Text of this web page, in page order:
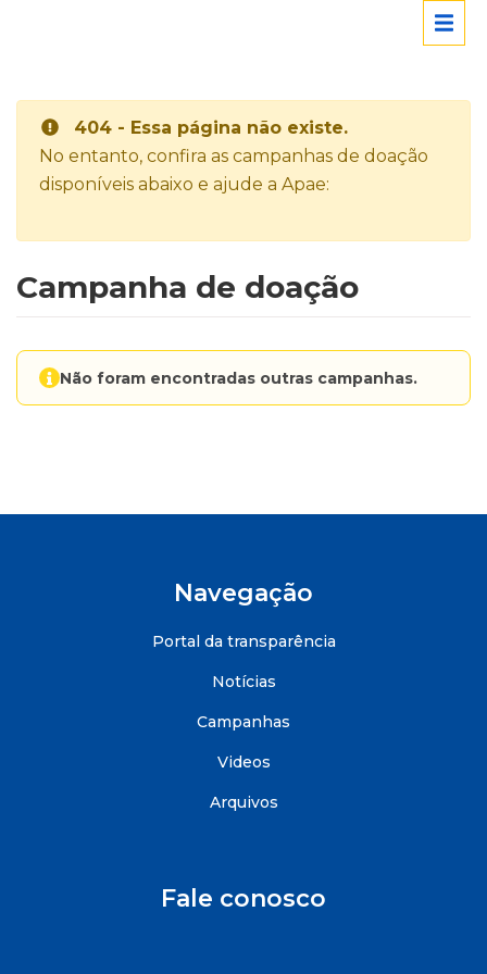
404 - Essa página não existe.
No entanto, confira as campanhas de doação
disponíveis abaixo e ajude a Apae:
Campanha de doação
Não foram encontradas outras campanhas.
Navegação
Portal da transparência
Notícias
Campanhas
Videos
Arquivos
Fale conosco